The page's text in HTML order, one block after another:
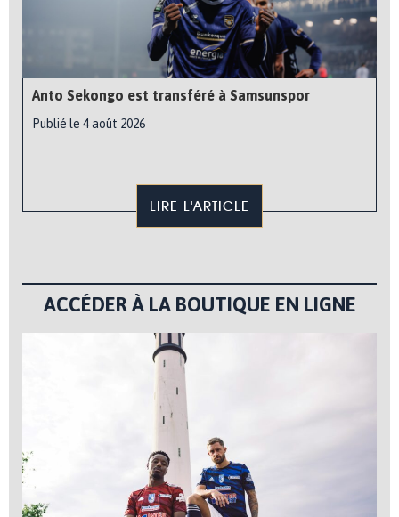
Anto Sekongo est transféré à Samsunspor
Publié le 4 août 2026
LIRE L'ARTICLE
ACCÉDER À LA BOUTIQUE EN LIGNE